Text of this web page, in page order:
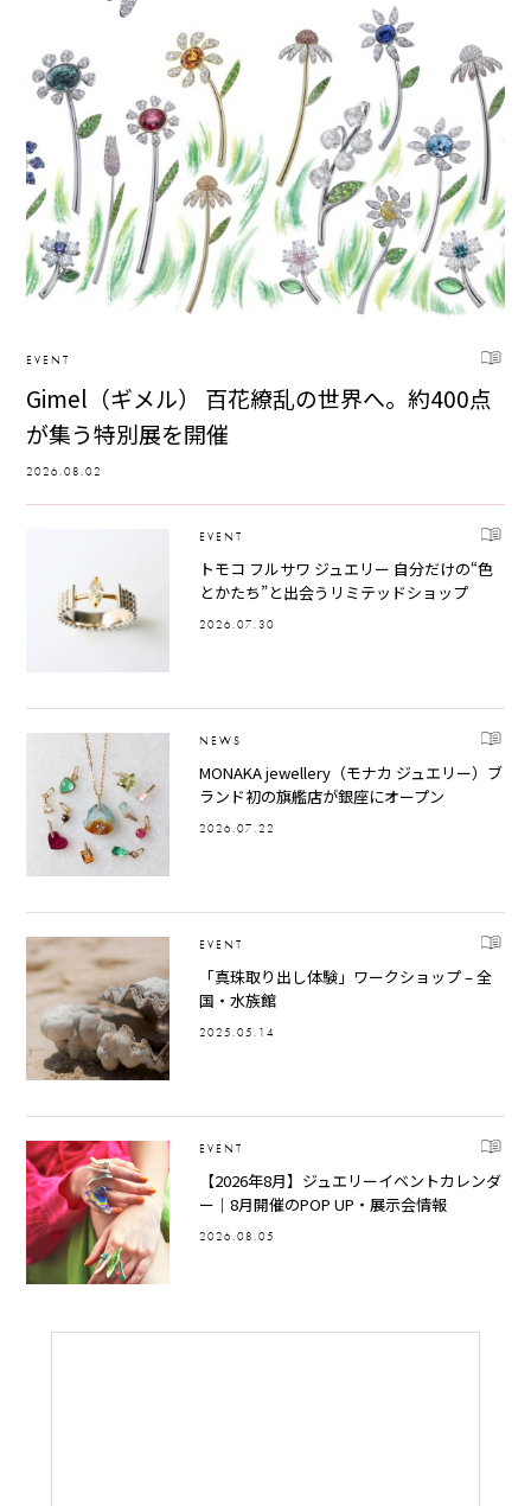
EVENT
Gimel（ギメル） 百花繚乱の世界へ。約400点
が集う特別展を開催
2026.08.02
EVENT
トモコ フルサワ ジュエリー 自分だけの“色
とかたち”と出会うリミテッドショップ
2026.07.30
NEWS
MONAKA jewellery（モナカ ジュエリー）ブ
ランド初の旗艦店が銀座にオープン
2026.07.22
EVENT
「真珠取り出し体験」ワークショップ – 全
国・水族館
2025.05.14
EVENT
【2026年8月】ジュエリーイベントカレンダ
ー｜8月開催のPOP UP・展示会情報
2026.08.05